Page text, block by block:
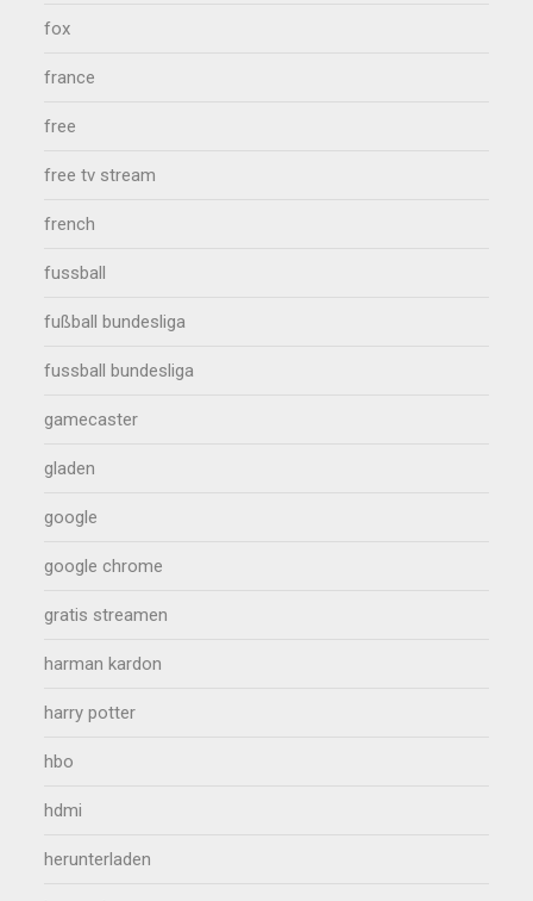
fox
france
free
free tv stream
french
fussball
fußball bundesliga
fussball bundesliga
gamecaster
gladen
google
google chrome
gratis streamen
harman kardon
harry potter
hbo
hdmi
herunterladen